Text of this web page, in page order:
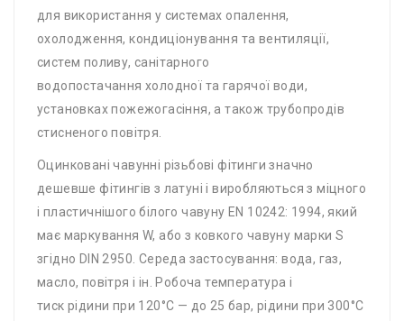
для використання у системах опалення,
охолодження, кондиціонування та вентиляції,
систем поливу, санітарного
водопостачання холодної та гарячої води,
установках пожежогасіння, а також трубопродів
стисненого повітря.
Оцинковані чавунні різьбові фітинги значно
дешевше фітингів з латуні і виробляються з міцного
і пластичнішого білого чавуну EN 10242: 1994, який
має маркування W, або з ковкого чавуну марки S
згідно DIN 2950. Середа застосування: вода, газ,
масло, повітря і ін. Робоча температура і
тиск рідини при 120°С — до 25 бар, рідини при 300°С